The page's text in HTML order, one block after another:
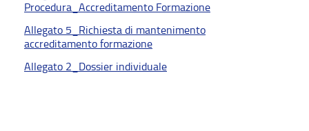
Procedura_Accreditamento Formazione
Allegato 5_Richiesta di mantenimento
accreditamento formazione
Allegato 2_Dossier individuale